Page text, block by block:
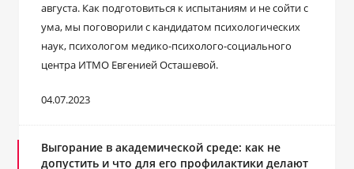
августа. Как подготовиться к испытаниям и не сойти с
ума, мы поговорили с кандидатом психологических
наук, психологом медико-психолого-социального
центра ИТМО Евгенией Осташевой.
04.07.2023
Выгорание в академической среде: как не
допустить и что для его профилактики делают